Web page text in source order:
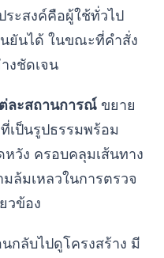
ระสงค์คือผู้ใช้ทั่วไป
ยันได้ ในขณะที่คำสั่ง
งชัดเจน
ละสถานการณ์ ขยาย
เป็นรูปธรรมพร้อม
วัง ครอบคลุมเส้นทาง
ล้มเหลวในการตรวจ
วข้อง
กลับไปดูโครงสร้าง มี